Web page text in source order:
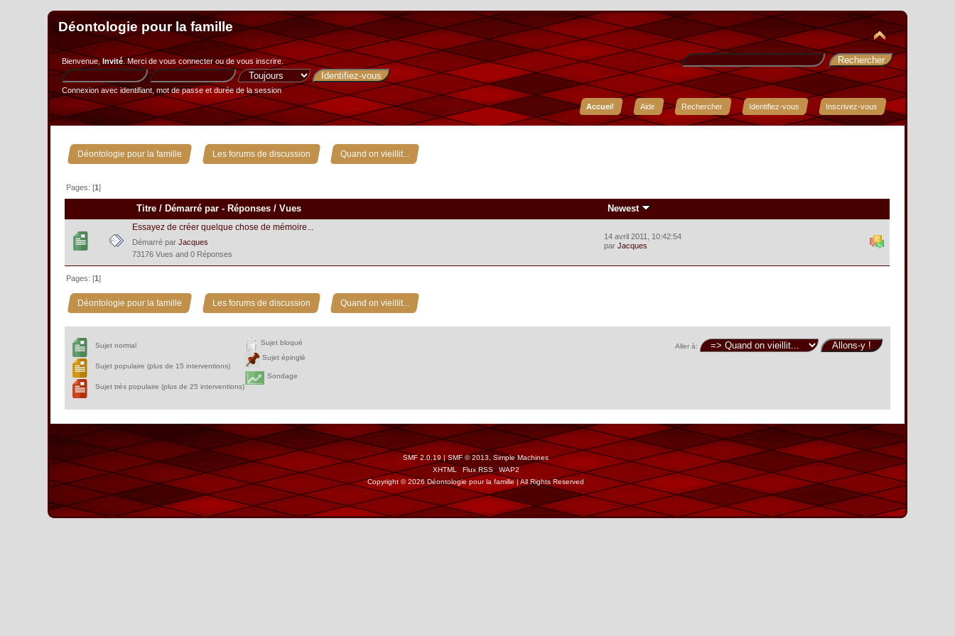
Déontologie pour la famille
Bienvenue,Invité. Merci devous connecterou devous inscrire.
Connexion avec identifiant, mot de passe et durée de la session
Accueil
Aide Rechercher Identifiez-vous Inscrivez-vous
Déontologie pour la famille » Les forums de discussion » Quand on vieillit...
Pages: [1]
Titre / Démarré par - Réponses /Vues Newest
Essayez de créer quelque chose de mémoire...
Démarré parJacques
73176 Vues and 0 Réponses
14 avril 2011, 10:42:54
parJacques
Pages: [1]
Déontologie pour la famille » Les forums de discussion » Quand on vieillit...
Aller à:
Sujet normal
Sujet populaire (plus de 15 interventions)
Sujet très populaire (plus de 25 interventions)
Sujet bloqué
Sujet épinglé
Sondage
SMF 2.0.19 | SMF © 2013
Simple Machines
XHTML
Flux RSS
WAP2
Copyright © 2026 Déontologie pour la famille | All Rights Reserved